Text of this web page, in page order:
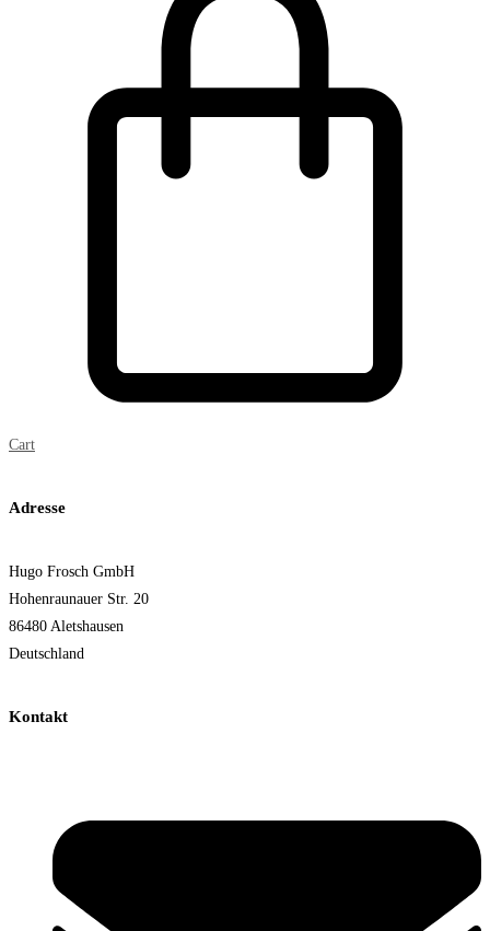
Cart
Adresse
Hugo Frosch GmbH
Hohenraunauer Str. 20
86480 Aletshausen
Deutschland
Kontakt